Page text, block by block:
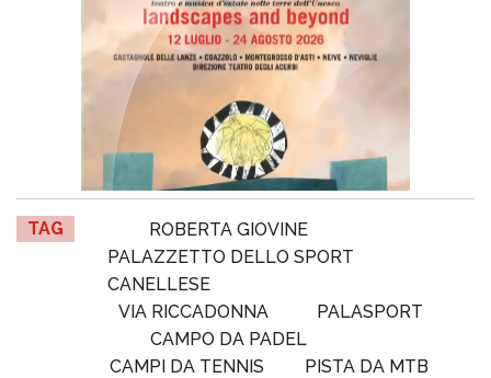
TAG
ROBERTA GIOVINE
PALAZZETTO DELLO SPORT
CANELLESE
VIA RICCADONNA
PALASPORT
CAMPO DA PADEL
CAMPI DA TENNIS
PISTA DA MTB